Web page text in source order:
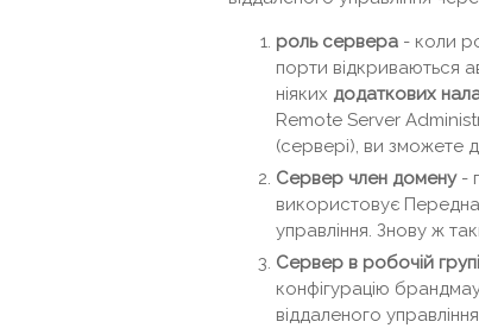
роль сервера - коли
порти відкриваються
ніяких додаткових
Remote Server
(сервері), ви зможете
Сервер член домену -
використовує
управління. Знову ж
Сервер в робочій групі
конфігурацію
віддаленого